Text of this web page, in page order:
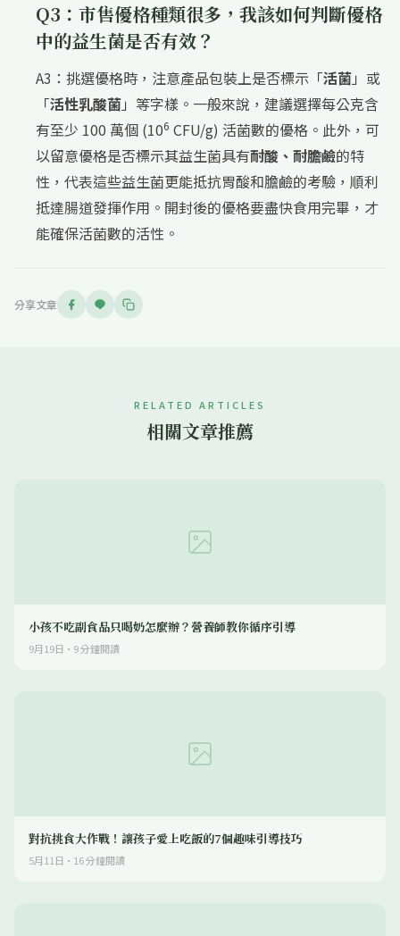
Q3：市售優格種類很多，我該如何判斷優格
中的益生菌是否有效？
A3：挑選優格時，注意產品包裝上是否標示「活菌」或
「活性乳酸菌」等字樣。一般來說，建議選擇每公克含
有至少 100 萬個 (106 CFU/g) 活菌數的優格。此外，可
以留意優格是否標示其益生菌具有耐酸、耐膽鹼的特
性，代表這些益生菌更能抵抗胃酸和膽鹼的考驗，順利
抵達腸道發揮作用。開封後的優格要盡快食用完畢，才
能確保活菌數的活性。
分享文章
RELATED ARTICLES
相關文章推薦
小孩不吃副食品只喝奶怎麼辦？營養師教你循序引導
9月19日 · 9分鐘閱讀
對抗挑食大作戰！讓孩子愛上吃飯的7個趣味引導技巧
5月11日 · 16分鐘閱讀